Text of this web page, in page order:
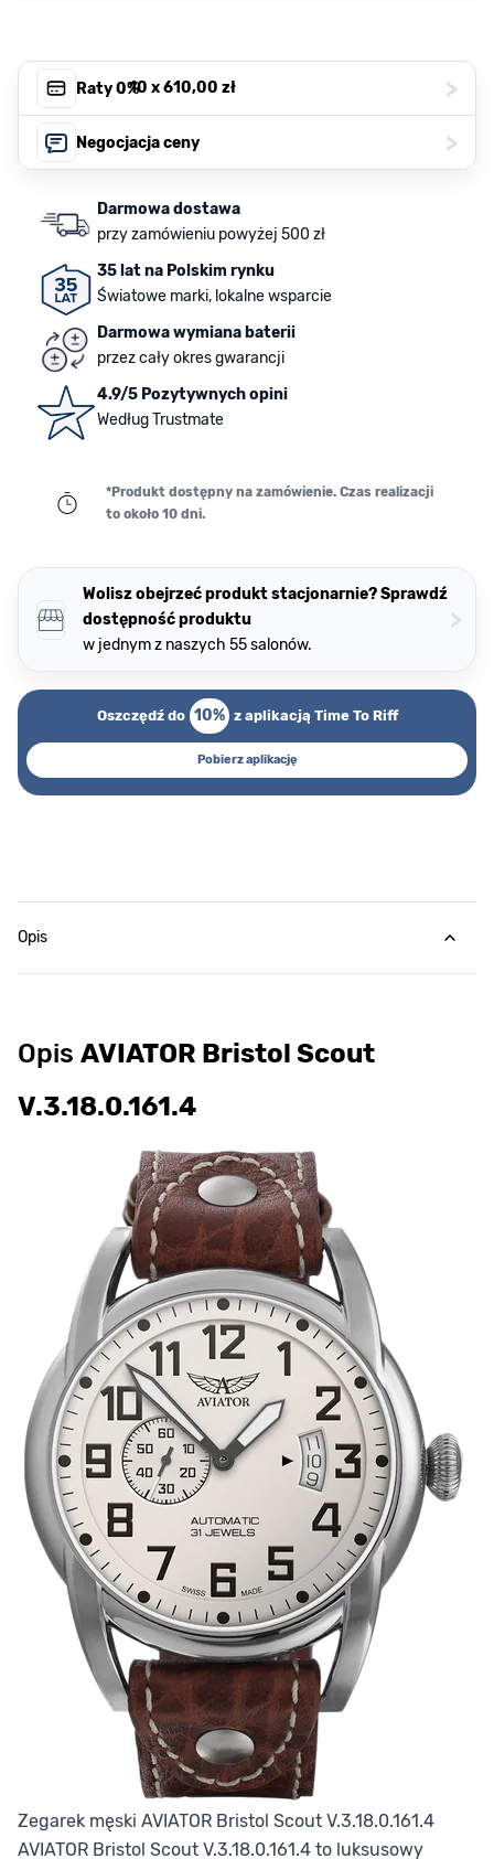
Raty 0%, 10 x610,00 zł >
Negocjacja ceny >
Darmowa dostawa
przy zamówieniu powyżej 500 zł
35 lat na Polskim rynku
Światowe marki, lokalne wsparcie
Darmowa wymiana baterii
przez cały okres gwarancji
4.9/5 Pozytywnych opini
Według Trustmate
*Produkt dostępny na zamówienie. Czas realizacji
to około 10 dni.
Wolisz obejrzeć produkt stacjonarnie? Sprawdź
dostępność produktu
w jednym z naszych 55 salonów.
>
Oszczędź do 10% z aplikacją Time To Riff
Pobierz aplikację
Opis
Opis AVIATOR Bristol Scout
V.3.18.0.161.4
Zegarek męski AVIATOR Bristol Scout V.3.18.0.161.4
AVIATOR Bristol Scout V.3.18.0.161.4 to luksusowy